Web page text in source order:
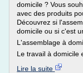
domicile ? Vous
avec des produits
Découvrez si
domicile ou si c'est
L'assemblage à
Le travail à domicile
Lire la suite